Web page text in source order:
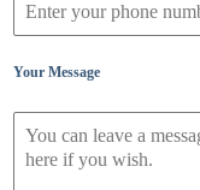
Your Message